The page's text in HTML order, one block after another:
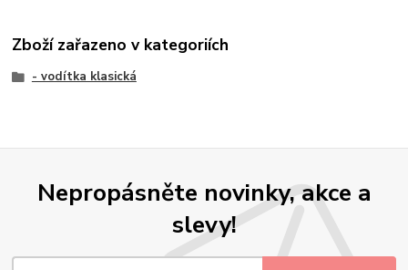
Zboží zařazeno v kategoriích
- vodítka klasická
Nepropásněte novinky, akce a
slevy!